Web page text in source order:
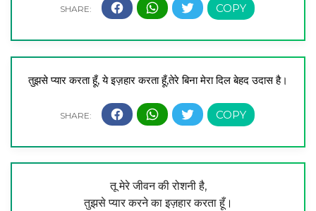
तुझसे प्यार करता हूँ, ये इज़हार करता हूँ,तेरे बिना मेरा दिल बेहद उदास है।
तू मेरे जीवन की रोशनी है,
तुझसे प्यार करने का इज़हार करता हूँ।